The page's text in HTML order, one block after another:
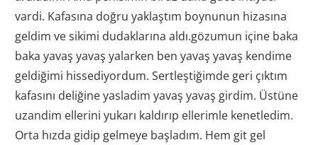
vardi. Kafasına doğru yaklaştım boynunun hizasına
geldim ve sikimi dudaklarına aldı.gözumun içine baka
baka yavaş yavaş yalarken ben yavaş yavaş kendime
geldiğimi hissediyordum. Sertleştiğimde geri çıktım
kafasını deliğine yasladim yavaş yavaş girdim. Üstüne
uzandim ellerini yukarı kaldırıp ellerimle kenetledim.
Orta hızda gidip gelmeye başladım. Hem git gel